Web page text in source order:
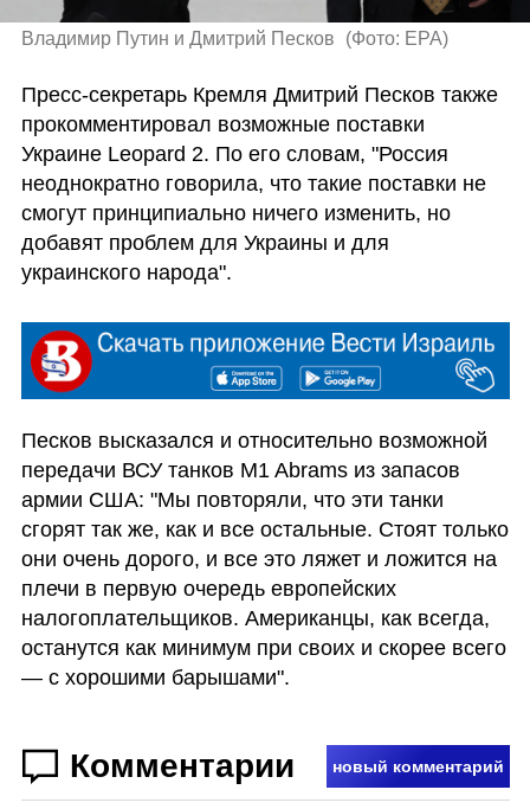
Владимир Путин и Дмитрий Песков (Фото: EPA)
Пресс-секретарь Кремля Дмитрий Песков также
прокомментировал возможные поставки
Украине Leopard 2. По его словам, "Россия
неоднократно говорила, что такие поставки не
смогут принципиально ничего изменить, но
добавят проблем для Украины и для
украинского народа".
Песков высказался и относительно возможной
передачи ВСУ танков M1 Abrams из запасов
армии США: "Мы повторяли, что эти танки
сгорят так же, как и все остальные. Стоят только
они очень дорого, и все это ляжет и ложится на
плечи в первую очередь европейских
налогоплательщиков. Американцы, как всегда,
останутся как минимум при своих и скорее всего
— с хорошими барышами".
Комментарии новый комментарий